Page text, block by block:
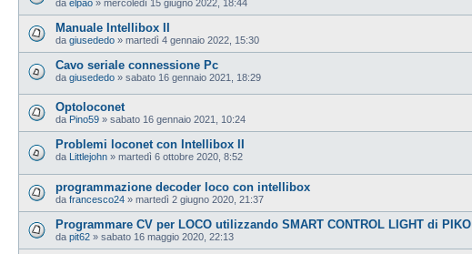
da elpao » mercoledì 15 giugno 2022, 18:44
Manuale Intellibox II
da giusededo » martedì 4 gennaio 2022, 15:30
Cavo seriale connessione Pc
da giusededo » sabato 16 gennaio 2021, 18:29
Optoloconet
da Pino59 » sabato 16 gennaio 2021, 10:24
Problemi loconet con Intellibox II
da Littlejohn » martedì 6 ottobre 2020, 8:52
programmazione decoder loco con intellibox
da francesco24 » martedì 2 giugno 2020, 21:37
Programmare CV per LOCO utilizzando SMART CONTROL LIGHT di PIKO
da pit62 » sabato 16 maggio 2020, 22:13